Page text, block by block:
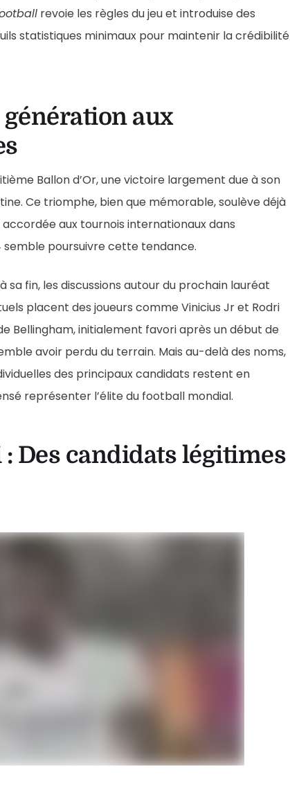
revoie les règles du jeu et introduise des
statistiques minimaux pour maintenir la crédibilité
aux
Ballon d’Or, une victoire largement due à son
Ce triomphe, bien que mémorable, soulève déjà
aux tournois internationaux dans
semble poursuivre cette tendance.
sa fin, les discussions autour du prochain lauréat
placent des joueurs comme Vinicius Jr et Rodri
Bellingham, initialement favori après un début de
avoir perdu du terrain. Mais au-delà des noms,
des principaux candidats restent en
représenter l’élite du football mondial.
Des candidats légitimes